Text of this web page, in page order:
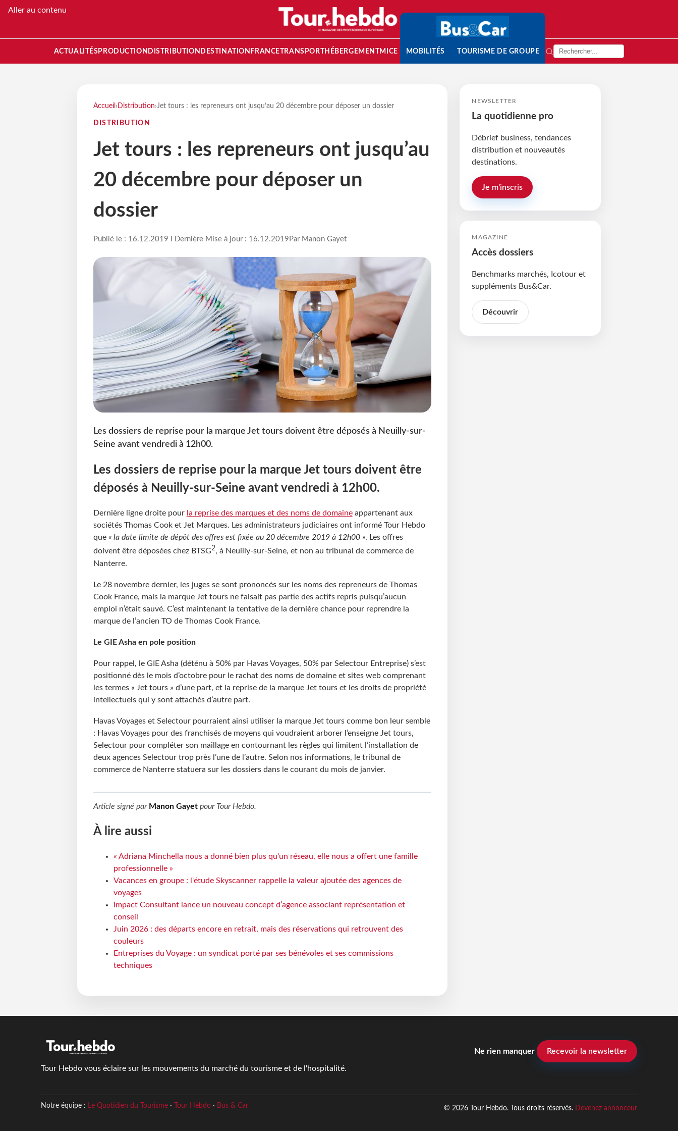
Aller au contenu
ACTUALITÉS PRODUCTION DISTRIBUTION DESTINATION FRANCETRANSPORT HÉBERGEMENTMICE MOBILITÉS TOURISME DE GROUPE
Accueil › Distribution›Jet tours : les repreneurs ont jusqu’au 20 décembre pour déposer un dossier
DISTRIBUTION
Jet tours : les repreneurs ont jusqu’au
20 décembre pour déposer un
dossier
Publié le : 16.12.2019 I Dernière Mise à jour : 16.12.2019 Par Manon Gayet
Les dossiers de reprise pour la marque Jet tours doivent être déposés à Neuilly-sur-
Seine avant vendredi à 12h00.
Les dossiers de reprise pour la marque Jet tours doivent être
déposés à Neuilly-sur-Seine avant vendredi à 12h00.
Dernière ligne droite pour la reprise des marques et des noms de domaineappartenant aux
sociétés Thomas Cook et Jet Marques. Les administrateurs judiciaires ont informé Tour Hebdo
que « la date limite de dépôt des offres est fixée au 20 décembre 2019 à 12h00 ». Les offres
doivent être déposées chez BTSG2, à Neuilly-sur-Seine, et non au tribunal de commerce de
Nanterre.
Le 28 novembre dernier, les juges se sont prononcés sur les noms des repreneurs de Thomas
Cook France, mais la marque Jet tours ne faisait pas partie des actifs repris puisqu’aucun
emploi n’était sauvé. C’est maintenant la tentative de la dernière chance pour reprendre la
marque de l’ancien TO de Thomas Cook France.
Le GIE Asha en pole position
Pour rappel, le GIE Asha (déténu à 50% par Havas Voyages, 50% par Selectour Entreprise) s’est
positionné dès le mois d’octobre pour le rachat des noms de domaine et sites web comprenant
les termes « Jet tours » d’une part, et la reprise de la marque Jet tours et les droits de propriété
intellectuels qui y sont attachés d’autre part.
Havas Voyages et Selectour pourraient ainsi utiliser la marque Jet tours comme bon leur semble
: Havas Voyages pour des franchisés de moyens qui voudraient arborer l’enseigne Jet tours,
Selectour pour compléter son maillage en contournant les règles qui limitent l’installation de
deux agences Selectour trop près l’une de l’autre. Selon nos informations, le tribunal de
commerce de Nanterre statuera sur les dossiers dans le courant du mois de janvier.
Article signé par Manon Gayetpour Tour Hebdo.
À lire aussi
« Adriana Minchella nous a donné bien plus qu'un réseau, elle nous a offert une famille
professionnelle »
Vacances en groupe : l'étude Skyscanner rappelle la valeur ajoutée des agences de
voyages
Impact Consultant lance un nouveau concept d’agence associant représentation et
conseil
Juin 2026 : des départs encore en retrait, mais des réservations qui retrouvent des
couleurs
Entreprises du Voyage : un syndicat porté par ses bénévoles et ses commissions
techniques
NEWSLETTER
La quotidienne pro
Débrief business, tendances
distribution et nouveautés
destinations.
Je m'inscris
MAGAZINE
Accès dossiers
Benchmarks marchés, Icotour et
suppléments Bus&Car.
Découvrir
Tour Hebdo vous éclaire sur les mouvements du marché du tourisme et de l'hospitalité.
Ne rien manquer Recevoir la newsletter
Notre équipe : Le Quotidien du Tourisme· Tour Hebdo· Bus & Car © 2026 Tour Hebdo. Tous droits réservés. Devenez annonceur